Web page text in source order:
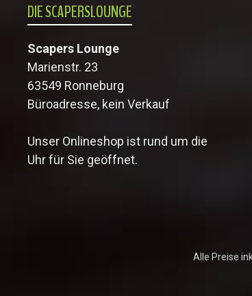
DIE SCAPERSLOUNGE
Scapers Lounge
Marienstr. 23
63549 Ronneburg
Büroadresse, kein Verkauf
Unser Onlineshop ist rund um die
Uhr für Sie geöffnet.
Alle Preise